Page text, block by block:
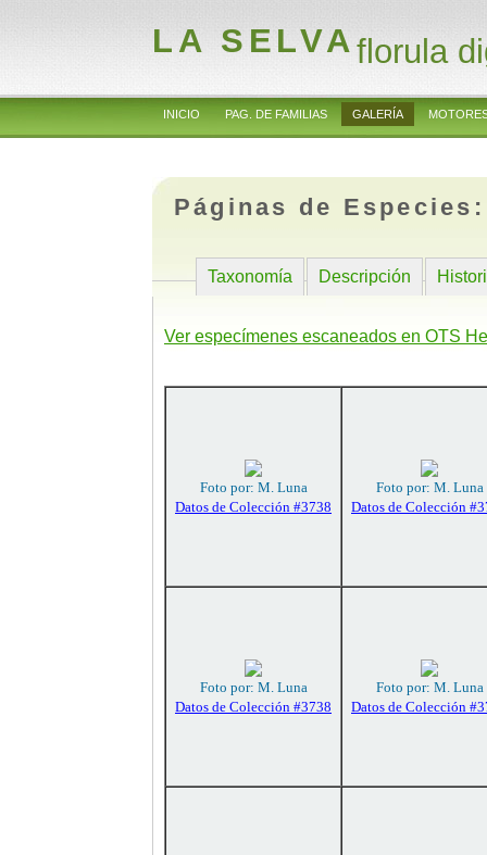
LA SELVAflorula
INICIO PAG. DE FAMILIAS GALERÍA
Páginas de
Taxonomía Descripción
Ver especímenes escaneados en OTS
Foto por: M. Luna
Datos de Colección #3738
Foto por: M. Luna
Datos de Colección
Foto por: M. Luna
Datos de Colección #3738
Foto por: M. Luna
Datos de Colección